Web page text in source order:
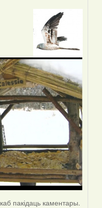
каб пакідаць каментары.